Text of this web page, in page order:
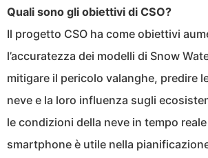
Quali sono gli obiettivi di CSO?
Il progetto CSO ha come obiettivi
l’accuratezza dei modelli di Snow
mitigare il pericolo valanghe, predire
neve e la loro influenza sugli
le condizioni della neve in tempo
smartphone è utile nella